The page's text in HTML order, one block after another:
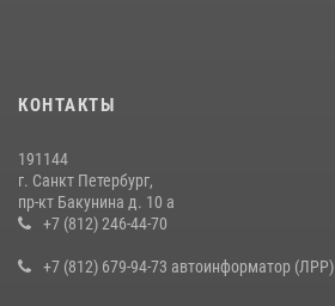
КОНТАКТЫ
191144
г. Санкт Петербург,
пр-кт Бакунина д. 10 а
+7 (812) 246-44-70
+7 (812) 679-94-73 автоинформатор (ЛРР)